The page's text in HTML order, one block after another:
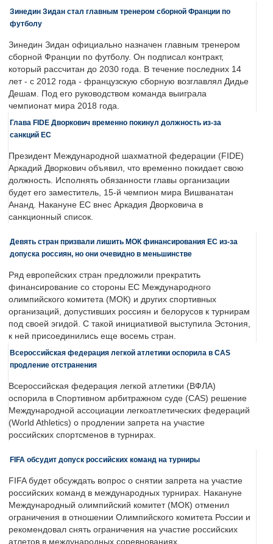
Зинедин Зидан стал главным тренером сборной Франции по
футболу
Зинедин Зидан официально назначен главным тренером
сборной Франции по футболу. Он подписал контракт,
который рассчитан до 2030 года. В течение последних 14
лет - с 2012 года - французскую сборную возглавлял Дидье
Дешам. Под его руководством команда выиграла
чемпионат мира 2018 года.
Глава FIDE Дворкович временно покинул должность из-за
санкций ЕС
Президент Международной шахматной федерации (FIDE)
Аркадий Дворкович объявил, что временно покидает свою
должность. Исполнять обязанности главы организации
будет его заместитель, 15-й чемпион мира Вишванатан
Ананд. Накануне ЕС внес Аркадия Дворковича в
санкционный список.
Девять стран призвали лишить МОК финансирования ЕС из-за
допуска россиян, но они очевидно в меньшинстве
Ряд европейских стран предложили прекратить
финансирование со стороны ЕС Международного
олимпийского комитета (МОК) и других спортивных
организаций, допустивших россиян и белорусов к турнирам
под своей эгидой. С такой инициативой выступила Эстония,
к ней присоединились еще восемь стран.
Всероссийская федерация легкой атлетики оспорила в CAS
продление отстранения
Всероссийская федерация легкой атлетики (ВФЛА)
оспорила в Спортивном арбитражном суде (CAS) решение
Международной ассоциации легкоатлетических федераций
(World Athletics) о продлении запрета на участие
российских спортсменов в турнирах.
FIFA обсудит допуск российских команд на турниры
FIFA будет обсуждать вопрос о снятии запрета на участие
российских команд в международных турнирах. Накануне
Международный олимпийский комитет (МОК) отменил
ограничения в отношении Олимпийского комитета России и
рекомендовал снять ограничения на участие российских
атлетов в международных соревнованиях.